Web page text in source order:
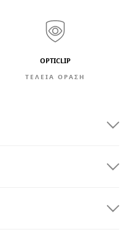
OPTICLIP
ΤΈΛΕΙΑ ΌΡΑΣΗ